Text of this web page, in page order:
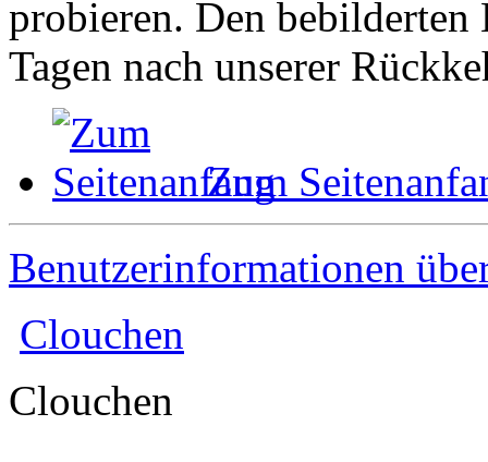
probieren. Den
Tagen nach unserer
Zum
Benutzerinformationen
Clouchen
Clouchen